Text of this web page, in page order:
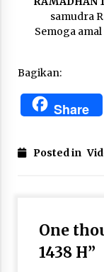
samudra
Semoga
Bagikan:
Share
Posted in
One
1438 H”